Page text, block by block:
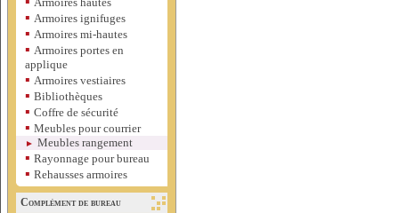
▪ Armoires ignifuges
▪ Armoires mi-hautes
▪ Armoires portes en
applique
▪ Armoires vestiaires
▪ Bibliothèques
▪ Coffre de sécurité
▪ Meubles pour courrier
► Meubles rangement
▪ Rayonnage pour bureau
▪ Rehausses armoires
Complément de bureau